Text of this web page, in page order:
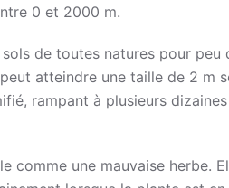
0 et 2000 m.
de toutes natures pour peu
atteindre une taille de 2 m
rampant à plusieurs
comme une mauvaise herbe.